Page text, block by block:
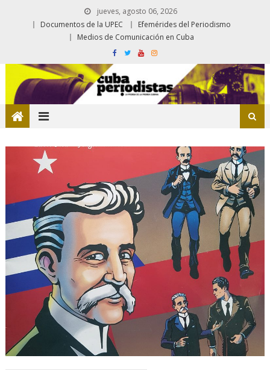
jueves, agosto 06, 2026
Documentos de la UPEC
Efemérides del Periodismo
Medios de Comunicación en Cuba